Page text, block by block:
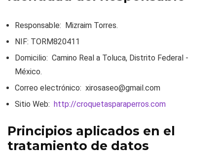
Responsable: Mizraim Torres.
NIF: TORM820411
Domicilio: Camino Real a Toluca, Distrito Federal -
México.
Correo electrónico: xirosaseo@gmail.com
Sitio Web: http://croquetasparaperros.com
Principios aplicados en el
tratamiento de datos